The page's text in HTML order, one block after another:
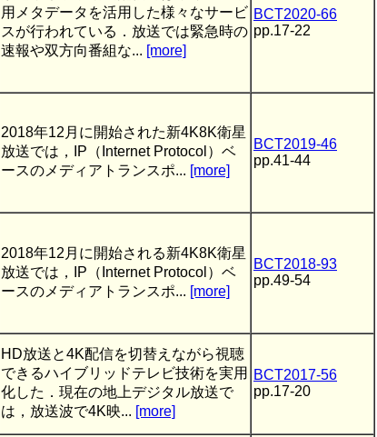
用メタデータを活用した様々なサービ
スが行われている．放送では緊急時の
速報や双方向番組な... [more]
BCT2020-66
pp.17-22
2018年12月に開始された新4K8K衛星
放送では，IP（Internet Protocol）ベ
ースのメディアトランスポ... [more]
BCT2019-46
pp.41-44
2018年12月に開始される新4K8K衛星
放送では，IP（Internet Protocol）ベ
ースのメディアトランスポ... [more]
BCT2018-93
pp.49-54
HD放送と4K配信を切替えながら視聴
できるハイブリッドテレビ技術を実用
化した．現在の地上デジタル放送で
は，放送波で4K映... [more]
BCT2017-56
pp.17-20